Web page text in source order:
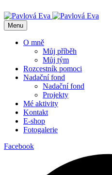
Menu
O mně
Můj příběh
Můj tým
Rozcestník pomoci
Nadační fond
Nadační fond
Projekty
Mé aktivity
Kontakt
E-shop
Fotogalerie
Facebook